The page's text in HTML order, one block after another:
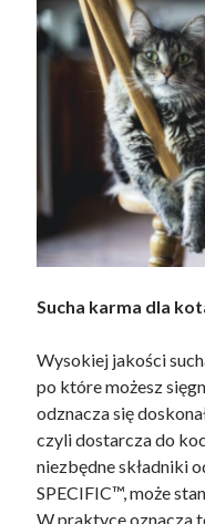
April 2026
March 2026
February 2026
January 2026
November 2025
October 2025
January 2025
December 2024
June 2024
May 2024
October 2023
June 2022
January 2021
December 2020
November 2020
October 2020
September 2020
August 2020
Sucha karma dla
Wysokiej jakości
po które możesz
odznacza się
czyli dostarcza do
niezbędne składniki
SPECIFIC™, może
W praktyce oznacza